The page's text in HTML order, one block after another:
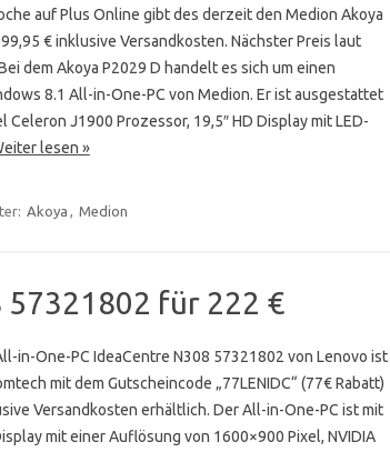
auf Plus Online gibt des derzeit den Medion Akoya
€ inklusive Versandkosten. Nächster Preis laut
dem Akoya P2029 D handelt es sich um einen
8.1 All-in-One-PC von Medion. Er ist ausgestattet
Celeron J1900 Prozessor, 19,5″ HD Display mit LED-
lesen »
Akoya Medion
57321802 für 222 €
in-One-PC IdeaCentre N308 57321802 von Lenovo ist
mit dem Gutscheincode „77LENIDC“ (77€ Rabatt)
Versandkosten erhältlich. Der All-in-One-PC ist mit
mit einer Auflösung von 1600×900 Pixel, NVIDIA